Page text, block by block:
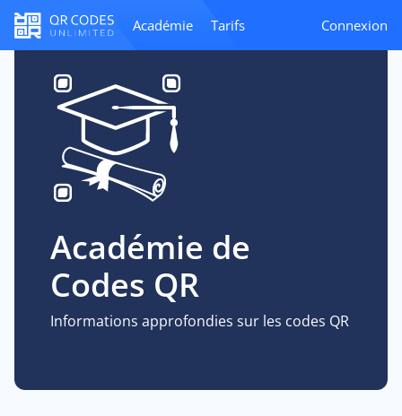
Académie Tarifs Connexion
Académie de
Codes QR
Informations approfondies sur les codes QR